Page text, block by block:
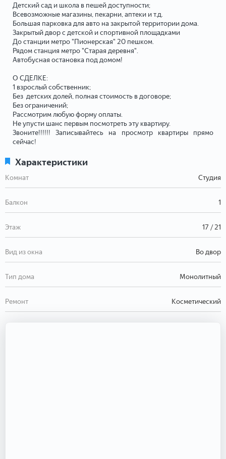
Детский сад и школа в пешей доступности;
Всевозможные магазины, пекарни, аптеки и т.д.
Большая парковка для авто на закрытой территории дома.
Закрытый двор с детской и спортивной площадками
До станции метро "Пионерская" 20 пешком.
Рядом станция метро "Старая деревня".
Автобусная остановка под домом!
О СДЕЛКЕ:
1 взрослый собственник;
Без детских долей, полная стоимость в договоре;
Без ограничений;
Рассмотрим любую форму оплаты.
Не упусти шанс первым посмотреть эту квартиру.
Звоните!!!!!! Записывайтесь на просмотр квартиры прямо
сейчас!
Характеристики
Комнат Студия
Балкон 1
Этаж 17 / 21
Вид из окна Во двор
Тип дома Монолитный
Ремонт Косметический